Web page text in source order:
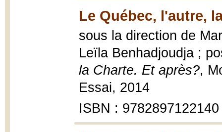
Le Québec, l'autre,
sous la direction de
Leïla Benhadjoudja ;
la Charte. Et après?,
Essai, 2014
ISBN : 9782897122140